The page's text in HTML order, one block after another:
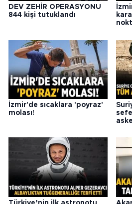
DEV ZEHİR OPERASYONU
844 kişi tutuklandı
İzmir'de sıcaklara 'poyraz'
molası!